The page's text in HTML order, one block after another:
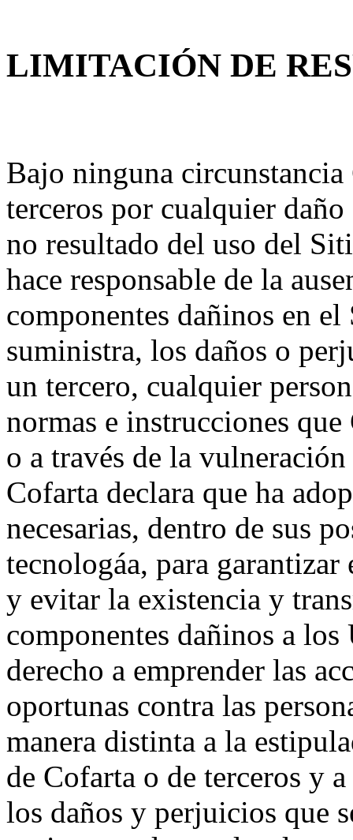
LIMITACIÓN DE
Bajo ninguna circunstancia
terceros por cualquier
no resultado del uso del
hace responsable de la
componentes dañinos en
suministra, los daños o
un tercero, cualquier
normas e instrucciones
o a través de la
Cofarta declara que ha
necesarias, dentro de sus
tecnologáa, para
y evitar la existencia y
componentes dañinos a
derecho a emprender las
oportunas contra las
manera distinta a la
de Cofarta o de terceros y
los daños y perjuicios que